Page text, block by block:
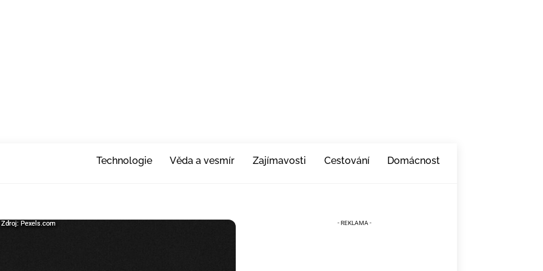
Technologie Věda a vesmír Zajímavosti Cestování Domácnost
Pexels.com
Pexels.com